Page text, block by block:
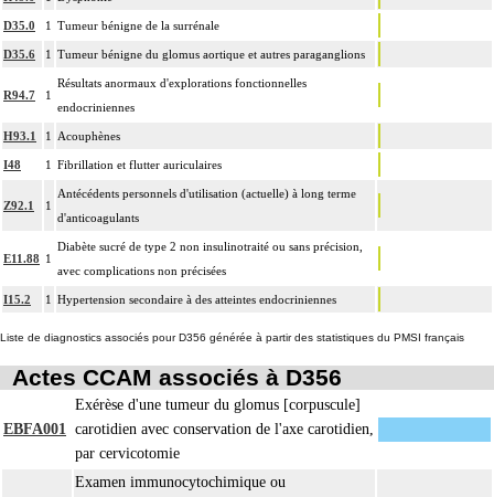
D35.0 1 Tumeur bénigne de la surrénale
D35.6 1 Tumeur bénigne du glomus aortique et autres paraganglions
R94.7 1
Résultats anormaux d'explorations fonctionnelles
endocriniennes
H93.1 1 Acouphènes
I48 1 Fibrillation et flutter auriculaires
Z92.1 1
Antécédents personnels d'utilisation (actuelle) à long terme
d'anticoagulants
E11.88 1
Diabète sucré de type 2 non insulinotraité ou sans précision,
avec complications non précisées
I15.2 1 Hypertension secondaire à des atteintes endocriniennes
Liste de diagnostics associés pour D356 générée à partir des statistiques du PMSI français
Actes CCAM associés à D356
EBFA001
Exérèse d'une tumeur du glomus [corpuscule]
carotidien avec conservation de l'axe carotidien,
par cervicotomie
Examen immunocytochimique ou